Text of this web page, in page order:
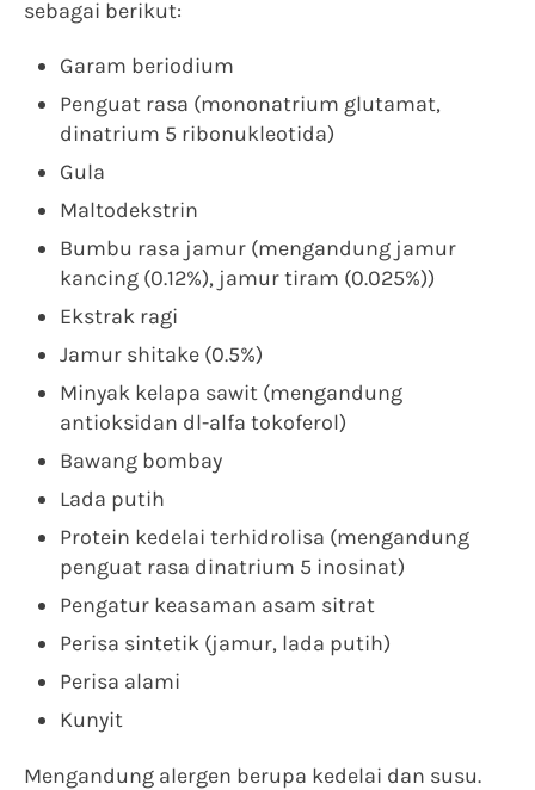
sebagai berikut:
Garam beriodium
Penguat rasa (mononatrium glutamat,
dinatrium 5 ribonukleotida)
Gula
Maltodekstrin
Bumbu rasa jamur (mengandung jamur
kancing (0.12%), jamur tiram (0.025%))
Ekstrak ragi
Jamur shitake (0.5%)
Minyak kelapa sawit (mengandung
antioksidan dl-alfa tokoferol)
Bawang bombay
Lada putih
Protein kedelai terhidrolisa (mengandung
penguat rasa dinatrium 5 inosinat)
Pengatur keasaman asam sitrat
Perisa sintetik (jamur, lada putih)
Perisa alami
Kunyit
Mengandung alergen berupa kedelai dan susu.